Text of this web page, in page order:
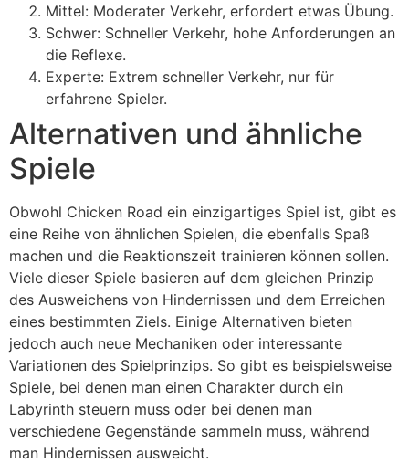
Mittel: Moderater Verkehr, erfordert etwas Übung.
Schwer: Schneller Verkehr, hohe Anforderungen an
die Reflexe.
Experte: Extrem schneller Verkehr, nur für
erfahrene Spieler.
Alternativen und ähnliche
Spiele
Obwohl Chicken Road ein einzigartiges Spiel ist, gibt es
eine Reihe von ähnlichen Spielen, die ebenfalls Spaß
machen und die Reaktionszeit trainieren können sollen.
Viele dieser Spiele basieren auf dem gleichen Prinzip
des Ausweichens von Hindernissen und dem Erreichen
eines bestimmten Ziels. Einige Alternativen bieten
jedoch auch neue Mechaniken oder interessante
Variationen des Spielprinzips. So gibt es beispielsweise
Spiele, bei denen man einen Charakter durch ein
Labyrinth steuern muss oder bei denen man
verschiedene Gegenstände sammeln muss, während
man Hindernissen ausweicht.